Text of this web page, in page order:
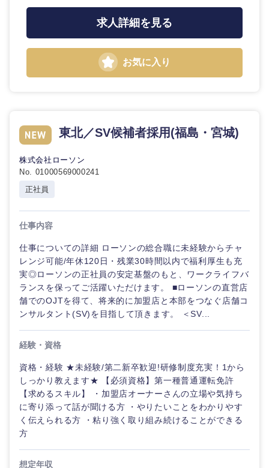
近畿地方
滋賀県
奈良県
求人詳細を見る
お気に入り
東北／SV候補者採用(福島・宮城)
株式会社ローソン
No. 01000569000241
正社員
仕事内容
仕事についての詳細 ローソンの総合職に未経験からチャ
レンジ可能/年休120日・残業30時間以内で福利厚生も充
実◎ローソンの正社員の安定基盤のもと、ワークライフバ
ランスを保ってご活躍いただけます。 ■ローソンの直営店
舗でのOJTを得て、将来的に加盟店と本部をつなぐ店舗コ
ンサルタント(SV)を目指して頂きます。 ＜SV...
経験・資格
資格・経験 ★未経験/第二新卒歓迎!研修制度充実！1から
しっかり教えます★ 【必須資格】第一種普通運転免許
【求めるスキル】 ・加盟店オーナーさんの立場や気持ち
に寄り添って話が聞ける方 ・やりたいことをわかりやす
く伝えられる方 ・粘り強く取り組み続けることができる
方
想定年収